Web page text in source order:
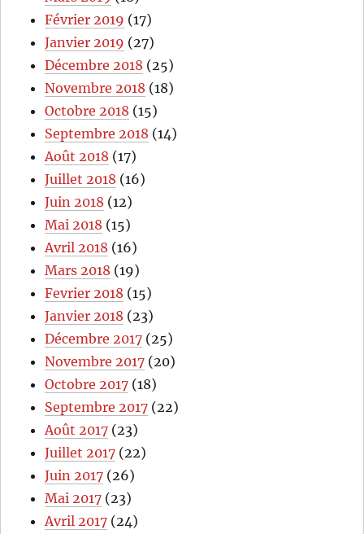
Février 2019 (17)
Janvier 2019 (27)
Décembre 2018 (25)
Novembre 2018 (18)
Octobre 2018 (15)
Septembre 2018 (14)
Août 2018 (17)
Juillet 2018 (16)
Juin 2018 (12)
Mai 2018 (15)
Avril 2018 (16)
Mars 2018 (19)
Fevrier 2018 (15)
Janvier 2018 (23)
Décembre 2017 (25)
Novembre 2017 (20)
Octobre 2017 (18)
Septembre 2017 (22)
Août 2017 (23)
Juillet 2017 (22)
Juin 2017 (26)
Mai 2017 (23)
Avril 2017 (24)